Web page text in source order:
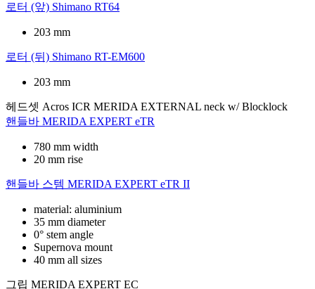
로터 (앞) Shimano RT64
203 mm
로터 (뒤) Shimano RT-EM600
203 mm
헤드셋 Acros ICR MERIDA EXTERNAL neck w/ Blocklock
핸들바 MERIDA EXPERT eTR
780 mm width
20 mm rise
핸들바 스템 MERIDA EXPERT eTR II
material: aluminium
35 mm diameter
0° stem angle
Supernova mount
40 mm all sizes
그립 MERIDA EXPERT EC